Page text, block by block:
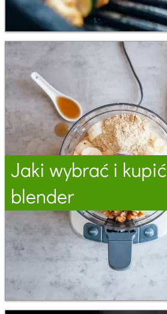
Jaki wybrać i kupić
blender